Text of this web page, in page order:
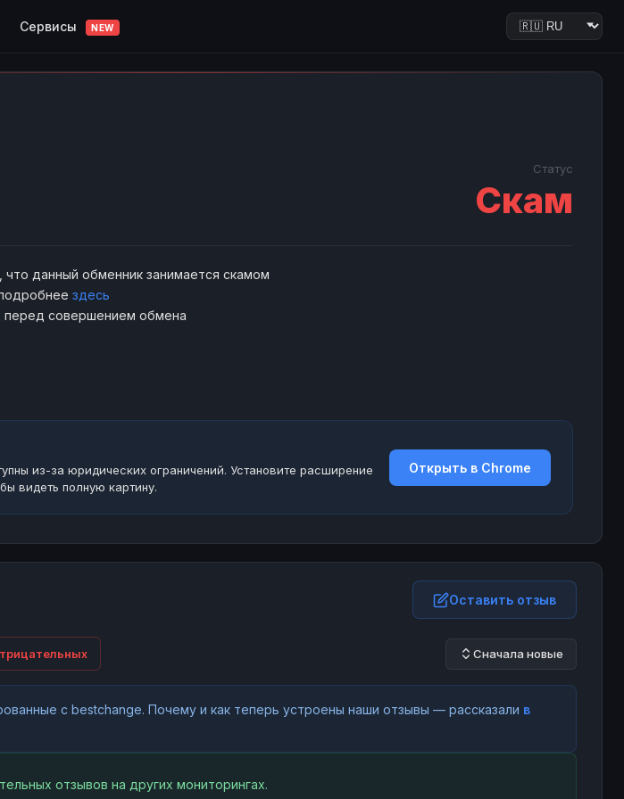
Сервисы NEW
Статус
Скам
что данный обменник занимается скамом
здесь
перед совершением обмена
из-за юридических ограничений. Установите расширение
видеть полную картину.
Открыть в Chrome
Оставить отзыв
Сначала новые
с bestchange. Почему и как теперь устроены наши отзывы — рассказали в
отзывов на других мониторингах.